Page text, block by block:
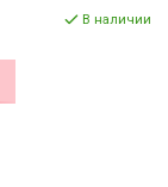
В наличии